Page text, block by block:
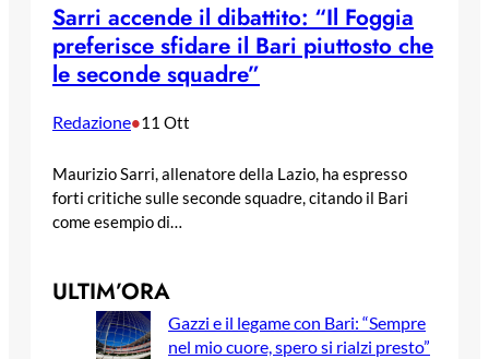
Sarri accende il dibattito: “Il Foggia
preferisce sfidare il Bari piuttosto che
le seconde squadre”
Redazione•11 Ott
Maurizio Sarri, allenatore della Lazio, ha espresso
forti critiche sulle seconde squadre, citando il Bari
come esempio di…
ULTIM’ORA
Gazzi e il legame con Bari: “Sempre
nel mio cuore, spero si rialzi presto”